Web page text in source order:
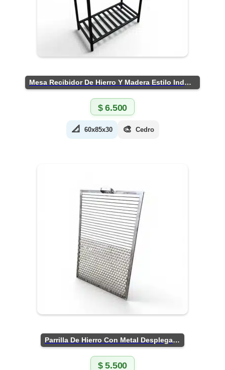
Mesa Recibidor De Hierro Y Madera Estilo Industrial
$6.500
📐 60x85x30 🎨 Cedro
Parrilla De Hierro Con Metal Desplegado
$5.500